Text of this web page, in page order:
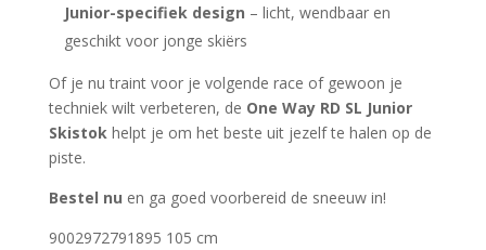
Junior-specifiek design – licht, wendbaar en
geschikt voor jonge skiërs
Of je nu traint voor je volgende race of gewoon je
techniek wilt verbeteren, de One Way RD SL Junior
Skistok helpt je om het beste uit jezelf te halen op de
piste.
Bestel nu en ga goed voorbereid de sneeuw in!
9002972791895 105 cm